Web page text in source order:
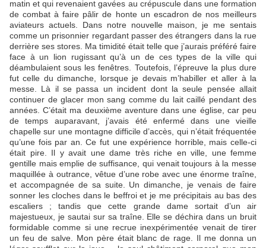
matin et qui revenaient gavées au crépuscule dans une formation
de combat à faire pâlir de honte un escadron de nos meilleurs
aviateurs actuels. Dans notre nouvelle maison, je me sentais
comme un prisonnier regardant passer des étrangers dans la rue
derrière ses stores. Ma timidité était telle que j’aurais préféré faire
face à un lion rugissant qu’à un de ces types de la ville qui
déambulaient sous les fenêtres. Toutefois, l’épreuve la plus dure
fut celle du dimanche, lorsque je devais m’habiller et aller à la
messe. Là il se passa un incident dont la seule pensée allait
continuer de glacer mon sang comme du lait caillé pendant des
années. C’était ma deuxième aventure dans une église, car peu
de temps auparavant, j’avais été enfermé dans une vieille
chapelle sur une montagne difficile d’accès, qui n’était fréquentée
qu’une fois par an. Ce fut une expérience horrible, mais celle-ci
était pire. Il y avait une dame très riche en ville, une femme
gentille mais emplie de suffisance, qui venait toujours à la messe
maquillée à outrance, vêtue d’une robe avec une énorme traîne,
et accompagnée de sa suite. Un dimanche, je venais de faire
sonner les cloches dans le beffroi et je me précipitais au bas des
escaliers ; tandis que cette grande dame sortait d’un air
majestueux, je sautai sur sa traîne. Elle se déchira dans un bruit
formidable comme si une recrue inexpérimentée venait de tirer
un feu de salve. Mon père était blanc de rage. Il me donna un